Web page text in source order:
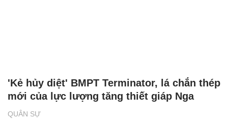
QUÂN SỰ
'Kẻ hủy diệt' BMPT Terminator, lá chắn thép
mới của lực lượng tăng thiết giáp Nga